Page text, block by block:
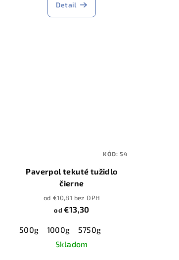
Detail
Paverpol tekuté tužidlo
čierne
od €10,81 bez DPH
od €13,30
500g 1000g
5750g
Skladom
KÓD:54